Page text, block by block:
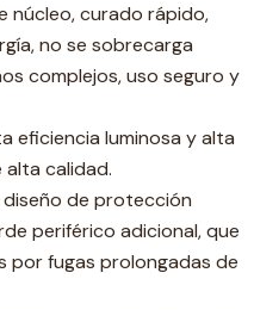
núcleo, curado rápido,
no se sobrecarga
complejos, uso seguro y
eficiencia luminosa y alta
calidad.
de protección
periférico adicional, que
​​por fugas prolongadas de